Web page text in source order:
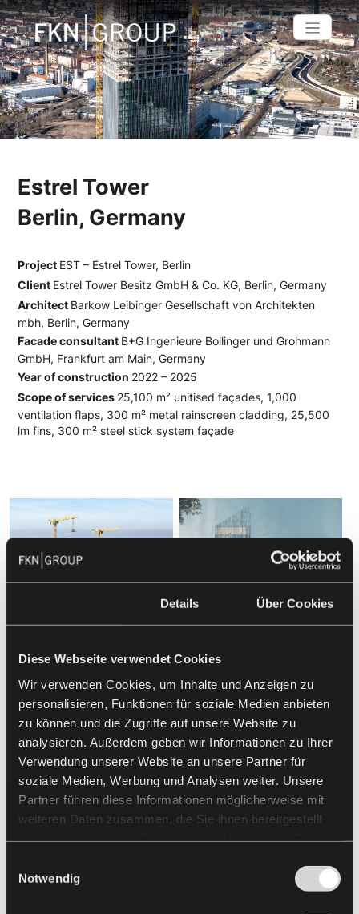
Details Über Cookies
Diese Webseite verwendet Cookies
Wir verwenden Cookies, um Inhalte und Anzeigen zu
personalisieren, Funktionen für soziale Medien anbieten
zu können und die Zugriffe auf unsere Website zu
analysieren. Außerdem geben wir Informationen zu Ihrer
Verwendung unserer Website an unsere Partner für
soziale Medien, Werbung und Analysen weiter. Unsere
Partner führen diese Informationen möglicherweise mit
weiteren Daten zusammen, die Sie ihnen bereitgestellt
Notwendig
Estrel Tower
Berlin, Germany
Project EST – Estrel Tower, Berlin
Client Estrel Tower Besitz GmbH & Co. KG, Berlin, Germany
Architect Barkow Leibinger Gesellschaft von Architekten
mbh, Berlin, Germany
Facade consultant B+G Ingenieure Bollinger und Grohmann
GmbH, Frankfurt am Main, Germany
Year of construction 2022 – 2025
Scope of services 25,100 m² unitised façades, 1,000
ventilation flaps, 300 m² metal rainscreen cladding, 25,500
lm fins, 300 m² steel stick system façade